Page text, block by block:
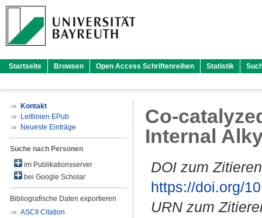
Startseite Browsen Open Access Schriftenreihen Statistik
Kontakt
Leitlinien EPub
Neueste Einträge
Suche nach Personen
im Publikationsserver
bei Google Scholar
Bibliografische Daten exportieren
ASCII Citation
Co-
Internal
DOI zum
https://doi.org/
URN zum